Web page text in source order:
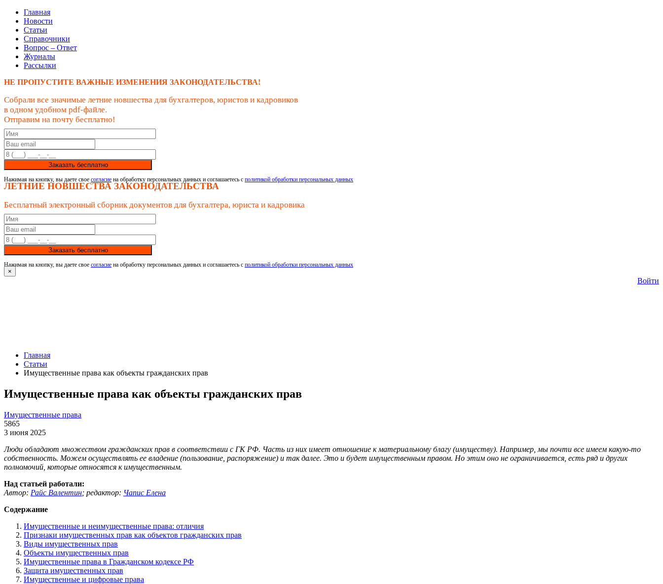
Главная
Новости
Статьи
Справочники
Вопрос – Ответ
Журналы
Рассылки
НЕ ПРОПУСТИТЕ ВАЖНЫЕ ИЗМЕНЕНИЯ ЗАКОНОДАТЕЛЬСТВА!
Собрали все значимые летние новшества для бухгалтеров, юристов и кадровиков
в одном удобном pdf-файле.
Отправим на почту бесплатно!
Заказать бесплатно
Нажимая на кнопку, вы даете свое согласие на обработку персональных данных и соглашаетесь с политикой обработки персональных данных
ЛЕТНИЕ НОВШЕСТВА ЗАКОНОДАТЕЛЬСТВА
Бесплатный электронный сборник документов для бухгалтера, юриста и кадровика
Заказать бесплатно
Нажимая на кнопку, вы даете свое согласие на обработку персональных данных и соглашаетесь с политикой обработки персональных данных
×
Войти
Главная
Статьи
Имущественные права как объекты гражданских прав
Имущественные права как объекты гражданских прав
Имущественные права
5865
3 июня 2025
Люди обладают множеством гражданских прав в соответствии с ГК РФ. Часть из них имеет отношение к материальному благу (имуществу). Например, мы почти все имеем какую-то
собственность. Можем осуществлять ее владение (пользование, распоряжение) и так далее. Это и будет имущественным правом. Но этим оно не ограничивается, есть ряд и других
полномочий, которые относятся к имущественным.
Над статьей работали:
Автор: Райс Валентин; редактор: Чапис Елена
Содержание
Имущественные и неимущественные права: отличия
Признаки имущественных прав как объектов гражданских прав
Виды имущественных прав
Объекты имущественных прав
Имущественные права в Гражданском кодексе РФ
Защита имущественных прав
Имущественные и цифровые права